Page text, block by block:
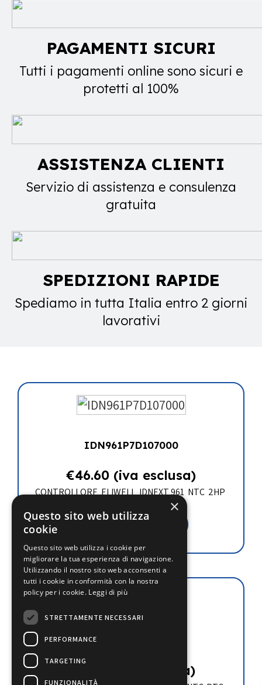
PAGAMENTI SICURI
Tutti i pagamenti online sono sicuri e
protetti al 100%
ASSISTENZA CLIENTI
Servizio di assistenza e consulenza
gratuita
SPEDIZIONI RAPIDE
Spediamo in tutta Italia entro 2 giorni
lavorativi
Aggiungi al carrello
IDN961P7D107000
€46.60 (iva esclusa)
CONTROLLORE ELIWELL IDNEXT 961 NTC 2HP
ICP16D0750000
(iva esclusa)
×
Questo sito web utilizza
cookie
Questo sito web utilizza i cookie per
migliorare la tua esperienza di navigazione.
Utilizzando il nostro sito web acconsenti a
tutti i cookie in conformità con la nostra
policy per i cookie. Leggi di più
STRETTAMENTE NECESSARI
PERFORMANCE
TARGETING
FUNZIONALITÀ